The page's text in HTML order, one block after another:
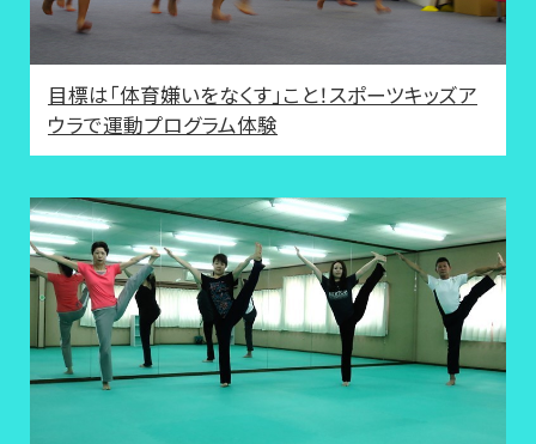
目標は「体育嫌いをなくす」こと！スポーツキッズア
ウラで運動プログラム体験